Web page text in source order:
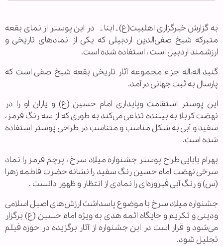
به گزارش خبرگزاری اهل‏بیت(ع) ـ ابنا ـ در این پوستر از نمای بقعه
متبرکه شیخ صفی‌الدین اردبیلی که یکی از نمادهای تاریخی و
ارزشمند اردبیل است ، استفاده شده است.
گنبد اله،اله جزء مجموعه آثار تاریخی بقعه شیخ صفی است که
پارسال به ثبت جهانی درآمد.
‌این پوستر استقامت وپایداری امام حسین (ع) و یاران او را در
نهضت کربلا به بیننده تداعی می‌کند به طوری که از سه رنگ قرمز،
سفید و آبی به شکل مناسب و متناسب در طراحی پوستر استفاده
شده است.
بهرام بابایی طراح پوستر جشنواره میلاد سرخ ، پرچم قرمز را نماد
سرخی نهضت امام حسین رنگ سفید را نشانه حضرت فاطمه زهرا
(س) و رنگ آبی فیروزه‌ای را نمادی از انتظار و ظهور دانست .
جشنواره میلاد سرخ با موضوع پاسداشت ارزش‌های اصیل اسلامی
ودینی و تکریم و جایگاه ائمه هدی به ویژه امام حسین (ع) برگزار
می‌شود و قرار است در این جشنواره از آثار برگزیده در حوزه فیلم
تجلیل شود.